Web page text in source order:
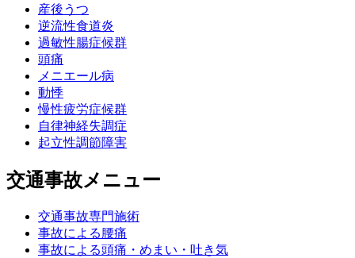
産後うつ
逆流性食道炎
過敏性腸症候群
頭痛
メニエール病
動悸
慢性疲労症候群
自律神経失調症
起立性調節障害
交通事故メニュー
交通事故専門施術
事故による腰痛
事故による頭痛・めまい・吐き気